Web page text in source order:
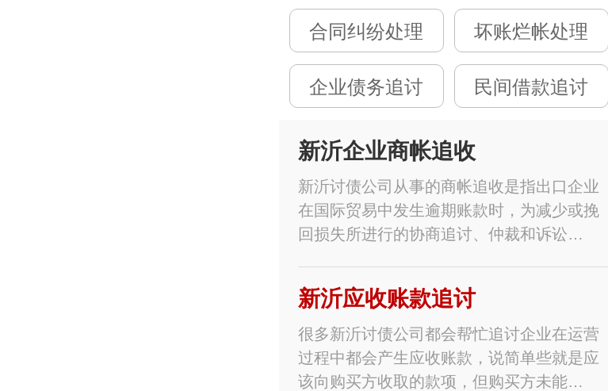
合同纠纷处理 坏账烂帐处理
企业债务追讨 民间借款追讨
新沂企业商帐追收
新沂讨债公司从事的商帐追收是指出口企业
在国际贸易中发生逾期账款时，为减少或挽
回损失所进行的协商追讨、仲裁和诉讼…
新沂应收账款追讨
很多新沂讨债公司都会帮忙追讨企业在运营
过程中都会产生应收账款，说简单些就是应
该向购买方收取的款项，但购买方未能…